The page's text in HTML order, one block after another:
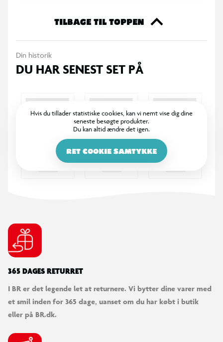
TILBAGE TIL TOPPEN
Din historik
DU HAR SENEST SET PÅ
Hvis du tillader statistiske cookies, kan vi nemt vise dig dine
seneste besøgte produkter.
Du kan altid ændre det igen.
RET COOKIE SAMTYKKE
365 DAGES RETURRET
I BR er det legende let at returnere. Vi bytter dine varer med
et smil inden for 365 dage, uanset om du har købt i butik
eller på BR.dk.